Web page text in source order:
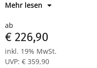
mm
Drehriegelverschluss für
Maße: H 1800 x B 415 x T
Komplett montiert und
Mehr lesen
ab
€ 226,90
inkl. 19% MwSt.
UVP: € 359,90